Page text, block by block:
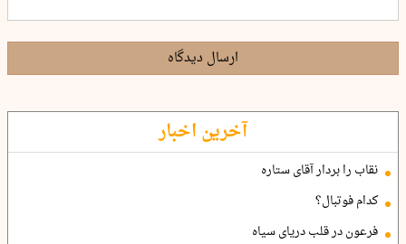
ارسال دیدگاه
آخرین اخبار
نقاب را بردار آقای ستاره
کدام فوتبال؟
فرعون در قلب دریای سیاه